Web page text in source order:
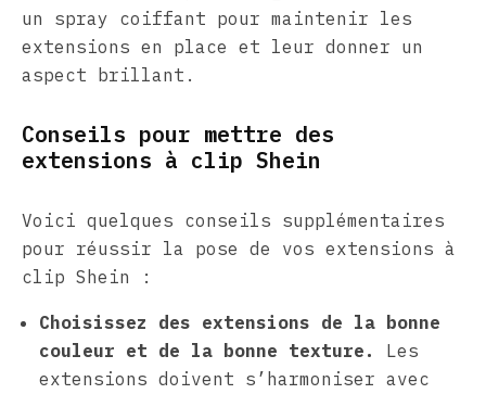
un spray coiffant pour maintenir les
extensions en place et leur donner un
aspect brillant.
Conseils pour mettre des
extensions à clip Shein
Voici quelques conseils supplémentaires
pour réussir la pose de vos extensions à
clip Shein :
Choisissez des extensions de la bonne
couleur et de la bonne texture.
Les
extensions doivent s’harmoniser avec